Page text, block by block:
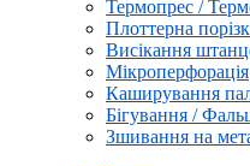
Термопрес /
Плоттерна
Висікання
Мікроперфорація
Каширування
Бігування /
Зшивання на